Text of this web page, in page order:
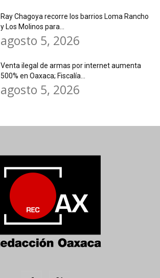
Ray Chagoya recorre los barrios Loma Rancho
y Los Molinos para...
agosto 5, 2026
Venta ilegal de armas por internet aumenta
500% en Oaxaca; Fiscalía...
agosto 5, 2026